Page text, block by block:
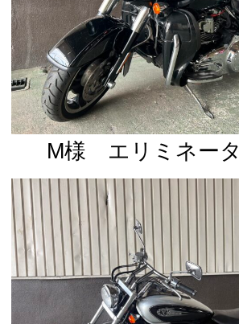
M様 エリミネー